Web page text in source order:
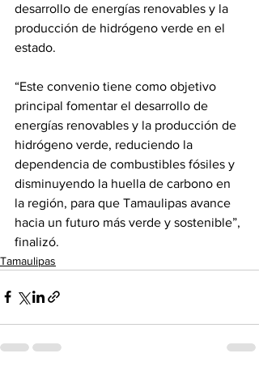
desarrollo de energías renovables y la
producción de hidrógeno verde en el
estado.
“Este convenio tiene como objetivo
principal fomentar el desarrollo de
energías renovables y la producción de
hidrógeno verde, reduciendo la
dependencia de combustibles fósiles y
disminuyendo la huella de carbono en
la región, para que Tamaulipas avance
hacia un futuro más verde y sostenible”,
finalizó.
Tamaulipas